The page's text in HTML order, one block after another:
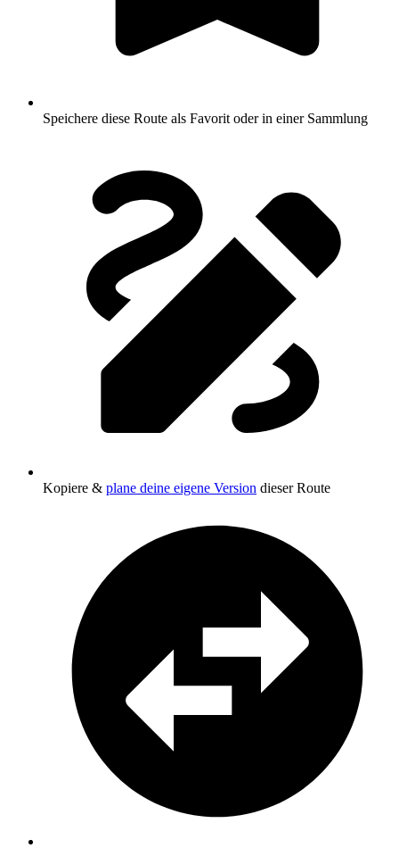
Speichere diese Route als Favorit oder in einer Sammlung
Kopiere & plane deine eigene Version dieser Route